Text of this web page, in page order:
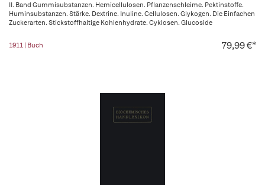
II. Band Gummisubstanzen. Hemicellulosen. Pflanzenschleime. Pektinstoffe.
Huminsubstanzen. Stärke. Dextrine. Inuline. Cellulosen. Glykogen. Die Einfachen
Zuckerarten. Stickstoffhaltige Kohlenhydrate. Cyklosen. Glucoside
1911 | Buch 79,99 €*